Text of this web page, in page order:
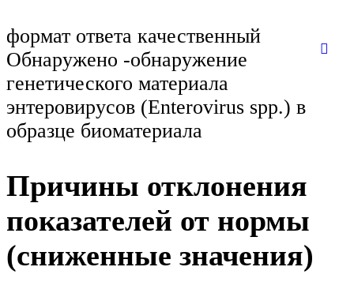
формат ответа качественный
Обнаружено -обнаружение
генетического материала
энтеровирусов (Enterovirus spp.) в
образце биоматериала
Причины отклонения
показателей от нормы
(сниженные значения)